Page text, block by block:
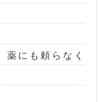
にも頼らなく